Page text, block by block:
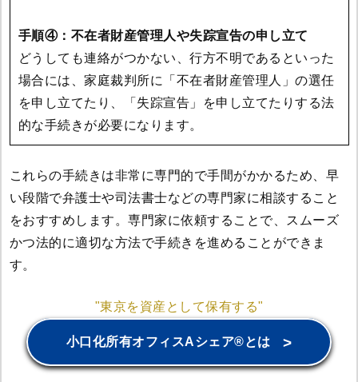
手順④：不在者財産管理人や失踪宣告の申し立て
どうしても連絡がつかない、行方不明であるといった
場合には、家庭裁判所に「不在者財産管理人」の選任
を申し立てたり、「失踪宣告」を申し立てたりする法
的な手続きが必要になります。
これらの手続きは非常に専門的で手間がかかるため、早
い段階で弁護士や司法書士などの専門家に相談すること
をおすすめします。専門家に依頼することで、スムーズ
かつ法的に適切な方法で手続きを進めることができま
す。
"東京を資産として保有する"
小口化所有オフィスAシェア®とは >